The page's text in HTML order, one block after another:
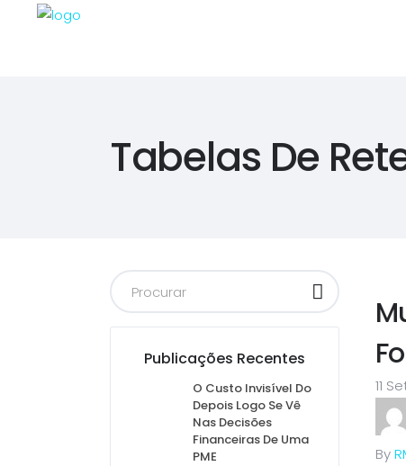
Tabelas De
Publicações Recentes
O Custo Invisível Do
Depois Logo Se Vê
Nas Decisões
Financeiras De Uma
PME
11
By